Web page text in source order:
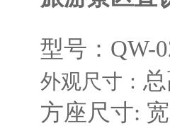
型号：QW-
外观尺寸：
方座尺寸: